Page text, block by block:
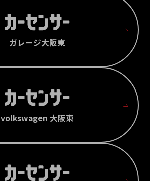
ガレージ大阪東
volkswagen 大阪東